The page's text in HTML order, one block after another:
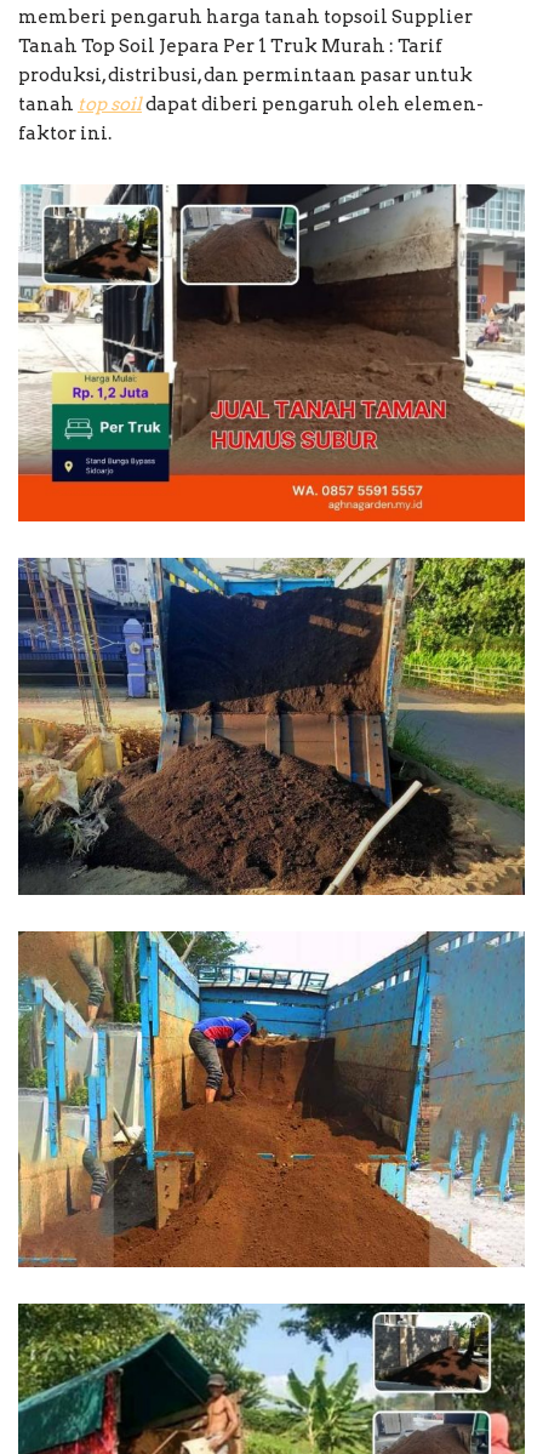
memberi pengaruh harga tanah topsoil Supplier
Tanah Top Soil Jepara Per 1 Truk Murah : Tarif
produksi, distribusi, dan permintaan pasar untuk
tanah top soildapat diberi pengaruh oleh elemen-
faktor ini.